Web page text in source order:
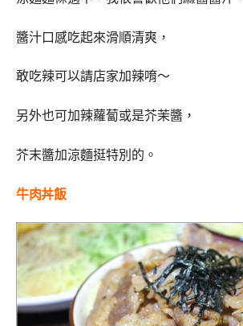
醬汁口感吃起來滑順清爽，
敢吃辣可以請店家加辣唷～
另外也可加辣蘿蔔或是芥茉醬，
芥末醬加涼麵挺特別的。
牛肉丼飯